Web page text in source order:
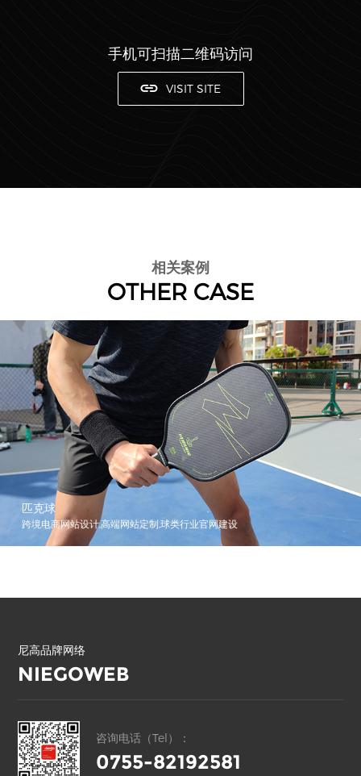
手机可扫描二维码访问
VISIT SITE
相关案例
OTHER CASE
匹克球
跨境电商网站设计,高端网站定制,球类行业官网建设
尼高品牌网络
NIEGOWEB
咨询电话（Tel）：
0755-82192581